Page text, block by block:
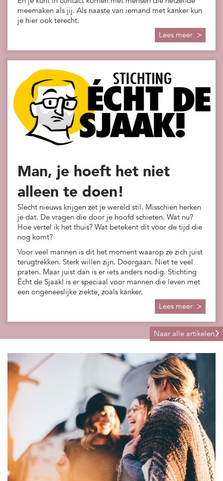
meemaken als jij. Als naaste van iemand met kanker kun
je hier ook terecht.
Lees meer >
Man, je hoeft het niet
alleen te doen!
Slecht nieuws krijgen zet je wereld stil. Misschien herken
je dat. De vragen die door je hoofd schieten. Wat nu?
Hoe vertel ik het thuis? Wat betekent dit voor de tijd die
nog komt?
Voor veel mannen is dit het moment waarop ze zich juist
terugtrekken. Sterk willen zijn. Doorgaan. Niet te veel
praten. Maar juist dan is er iets anders nodig. Stichting
Écht de Sjaak! is er speciaal voor mannen die leven met
een ongeneeslijke ziekte, zoals kanker.
Lees meer >
Naar alle artikelen